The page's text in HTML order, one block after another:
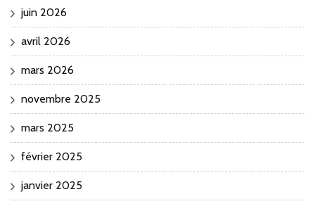
juin 2026
avril 2026
mars 2026
novembre 2025
mars 2025
février 2025
janvier 2025